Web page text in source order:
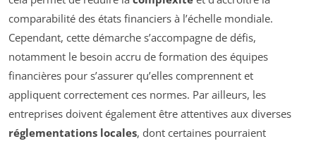
comparabilité des états financiers à l’échelle mondiale.
Cependant, cette démarche s’accompagne de défis,
notamment le besoin accru de formation des équipes
financières pour s’assurer qu’elles comprennent et
appliquent correctement ces normes. Par ailleurs, les
entreprises doivent également être attentives aux diverses
réglementations locales, dont certaines pourraient